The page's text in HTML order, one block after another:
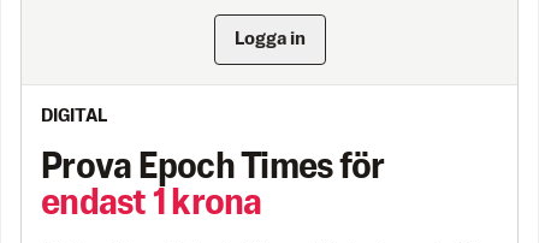
Logga in
DIGITAL
Prova Epoch Times för
endast 1 krona